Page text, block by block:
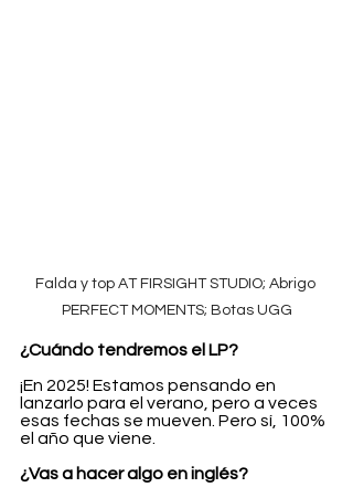
Falda y top AT FIRSIGHT STUDIO; Abrigo
PERFECT MOMENTS; Botas UGG
¿Cuándo tendremos el LP?
¡En 2025! Estamos pensando en
lanzarlo para el verano, pero a veces
esas fechas se mueven. Pero sí, 100%
el año que viene.
¿Vas a hacer algo en inglés?